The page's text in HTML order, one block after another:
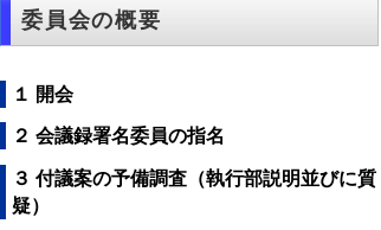
委員会の概要
１ 開会
２ 会議録署名委員の指名
３ 付議案の予備調査（執行部説明並びに質
疑）